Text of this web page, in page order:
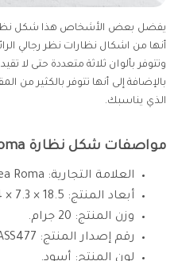
أنها من اشكال نظارات نظر رجالي
وتتوفر بألوان ثلاثة متعددة حتى لا
بالإضافة إلى أنها تتوفر بالكثير
الذي يناسبك.
مواصفات شكل نظارة Linea Roma:
العلامة التجارية: Linea Roma.
أبعاد المنتج: 18.5 × 7.3 × 2.4 سم.
وزن المنتج: 20 جرام.
رقم إصدار المنتج: CLASS477.